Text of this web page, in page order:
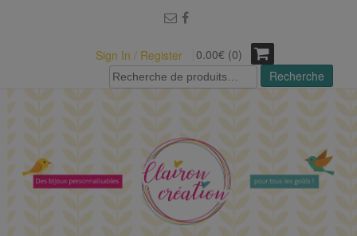
Sign In / Register
0.00€ (0)
Recherche
pour :
Recherche